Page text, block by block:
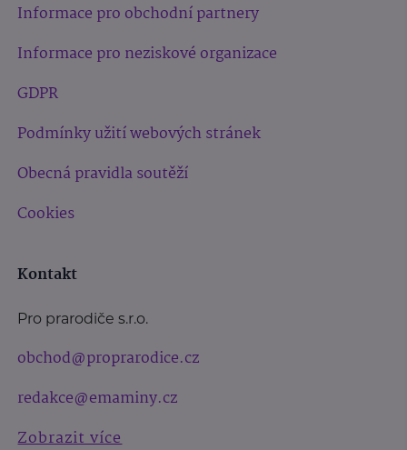
Informace pro obchodní partnery
Informace pro neziskové organizace
GDPR
Podmínky užití webových stránek
Obecná pravidla soutěží
Cookies
Kontakt
Pro prarodiče s.r.o.
obchod@proprarodice.cz
redakce@emaminy.cz
Zobrazit více